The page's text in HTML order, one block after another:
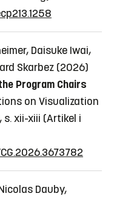
Daisuke Iwai,
Skarbez (2026)
Program Chairs
on Visualization
s. xii-xiii (Artikel i
Dauby,